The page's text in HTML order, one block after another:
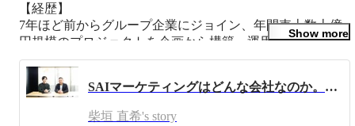
【経歴】
7年ほど前からグループ企業にジョイン、年間売上数十億
円規模のプロジェクトを企画から構築、運用を経験。
2020年に１人社内ベンチャーとして発足してから、事業規
模感を拡大し続け2023年から株式会社SAIマーケティング
のCOOとしてクライアントと成長を共にする企業を目指
し従事してます。
Show more
SAIマーケティングはどんな会社なのか。役員と語り合ってみる。
柴垣 直希's story